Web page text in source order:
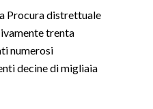
Procura distrettuale
trenta
numerosi
decine di migliaia